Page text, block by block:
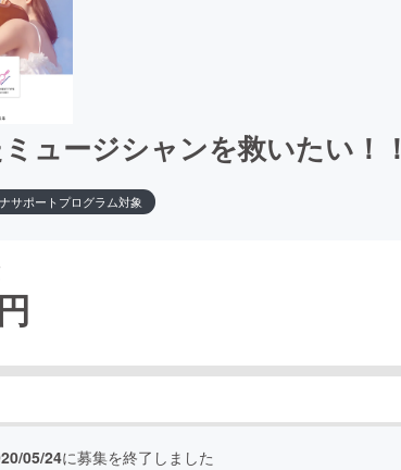
ュージシャンを救いたい！！
サポートプログラム対象
円
05/24に募集を終了しました